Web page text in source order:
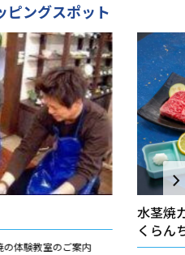
ピングスポット
体験教室のご案内
水茎焼
くらん